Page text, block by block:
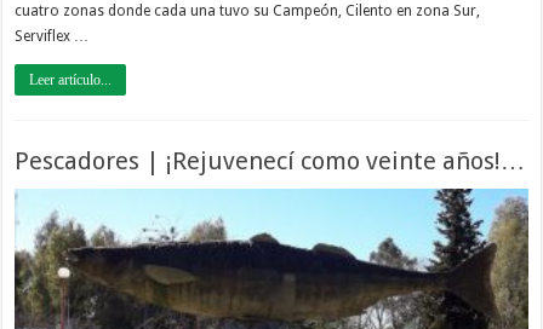
cuatro zonas donde cada una tuvo su Campeón, Cilento en zona Sur,
Serviflex …
Leer artículo...
Pescadores | ¡Rejuvenecí como veinte años!…